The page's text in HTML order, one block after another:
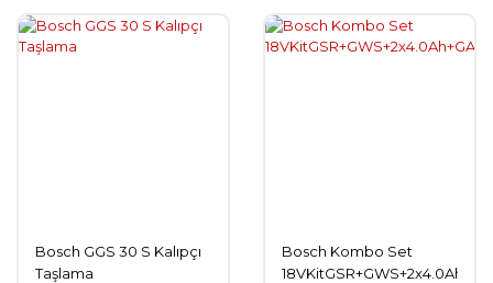
Bosch GGS 30 S Kalıpçı
Taşlama
Bosch Kombo Set